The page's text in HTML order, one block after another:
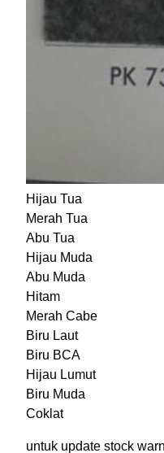
Hijau Tua
Merah Tua
Abu Tua
Hijau Muda
Abu Muda
Hitam
Merah Cabe
Biru Laut
Biru BCA
Hijau Lumut
Biru Muda
Coklat
untuk update stock